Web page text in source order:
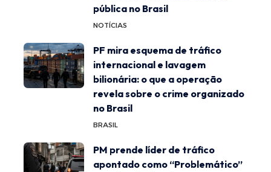
pública no Brasil
NOTÍCIAS
PF mira esquema de tráfico
internacional e lavagem
bilionária: o que a operação
revela sobre o crime organizado
no Brasil
BRASIL
PM prende líder de tráfico
apontado como “Problemático”